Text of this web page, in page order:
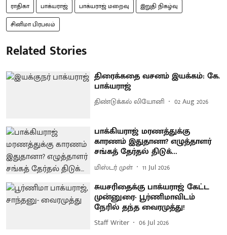
ராதிகா பாக்யராஜ் பாக்யராஜ் மறைவு
இறுதி நிகழ்வு
சினிமா பிரபலம்
Related Stories
திரைக்கதை வசனம் இயக்கம்: கே.
பாக்யராஜ்
திண்டுக்கல் லியோனி 02 Aug 2026
பாக்கியராஜ் மரணத்துக்கு
காரணம் இதுதானா? எழுத்தாளர்
சங்கத் தேர்தல் திடுக்…
மிஸ்டர் முள் 11 Jul 2026
சுயசரிதைக்கு பாக்யராஜ் கேட்ட
முன்னுரை- பூர்ணிமாவிடம்
நேரில் தந்த வைரமுத்து!
Staff Writer 06 Jul 2026